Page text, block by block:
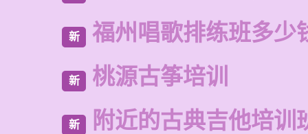
新 福州唱歌排练班多少
新 桃源古筝培训
新 附近的古典吉他培训